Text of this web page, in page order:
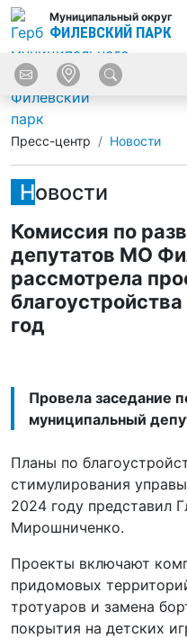
Муниципальный округ
ФИЛЕВСКИЙ ПАРК
Пресс-центр Новости
Новости
Комиссия по
депутатов МО
рассмотрела
год
Провела заседание
муниципальный
Планы по
стимулирования
2024 году представил
Мирошниченко.
Проекты включают
придомовых
тротуаров и замена
покрытия на детских